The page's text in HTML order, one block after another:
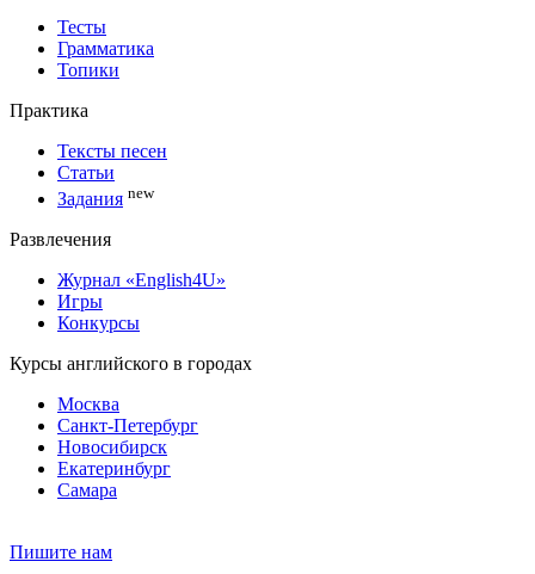
Тесты
Грамматика
Топики
Практика
Тексты песен
Статьи
Задания new
Развлечения
Журнал «English4U»
Игры
Конкурсы
Курсы английского в городах
Москва
Санкт-Петербург
Новосибирск
Екатеринбург
Самара
Пишите нам